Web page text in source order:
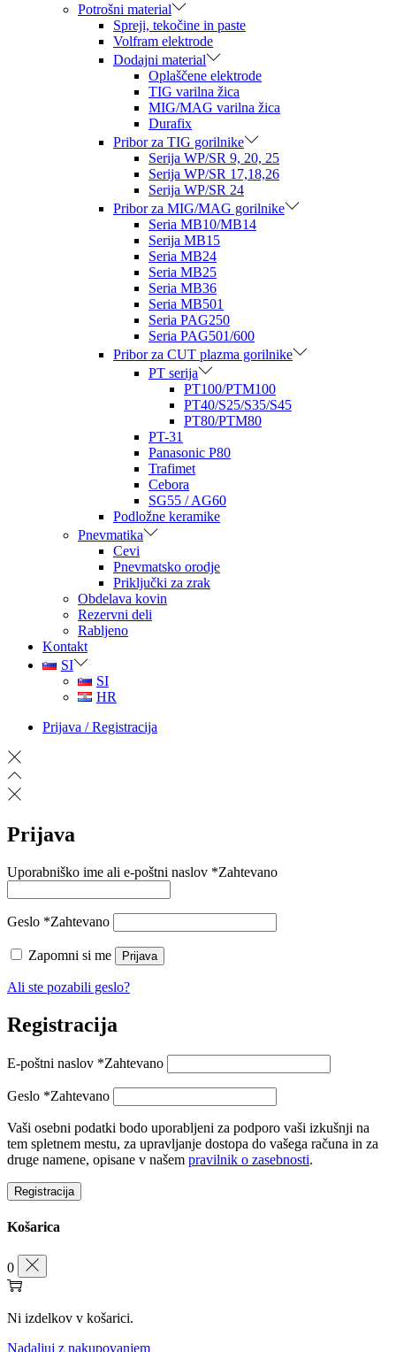
Potrošni material
Spreji, tekočine in paste
Volfram elektrode
Dodajni material
Oplaščene elektrode
TIG varilna žica
MIG/MAG varilna žica
Durafix
Pribor za TIG gorilnike
Serija WP/SR 9, 20, 25
Serija WP/SR 17,18,26
Serija WP/SR 24
Pribor za MIG/MAG gorilnike
Seria MB10/MB14
Serija MB15
Seria MB24
Seria MB25
Seria MB36
Seria MB501
Seria PAG250
Seria PAG501/600
Pribor za CUT plazma gorilnike
PT serija
PT100/PTM100
PT40/S25/S35/S45
PT80/PTM80
PT-31
Panasonic P80
Trafimet
Cebora
SG55 / AG60
Podložne keramike
Pnevmatika
Cevi
Pnevmatsko orodje
Priključki za zrak
Obdelava kovin
Rezervni deli
Rabljeno
Kontakt
SI
SI
HR
Prijava / Registracija
Prijava
Uporabniško ime ali e-poštni naslov *Zahtevano
Geslo *Zahtevano
Zapomni si me Prijava
Ali ste pozabili geslo?
Registracija
E-poštni naslov *Zahtevano
Geslo *Zahtevano
Vaši osebni podatki bodo uporabljeni za podporo vaši izkušnji na
tem spletnem mestu, za upravljanje dostopa do vašega računa in za
druge namene, opisane v našem pravilnik o zasebnosti.
Registracija
Košarica
0
Ni izdelkov v košarici.
Nadaljuj z nakupovanjem